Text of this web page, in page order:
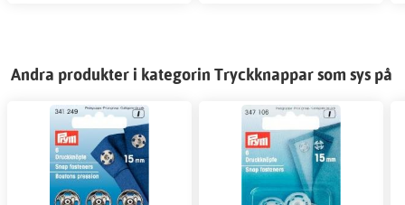
Andra produkter i kategorin Tryckknappar som sys på